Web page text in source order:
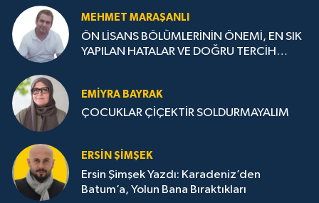
MEHMET MARAŞANLI
ÖN LİSANS BÖLÜMLERİNİN ÖNEMİ, EN SIK
YAPILAN HATALAR VE DOĞRU TERCİH
EMIYRA BAYRAK
ÇOCUKLAR ÇİÇEKTİR SOLDURMAYALIM
ERSIN ŞIMŞEK
Ersin Şimşek Yazdı: Karadeniz’den
Batum’a, Yolun Bana Bıraktıkları